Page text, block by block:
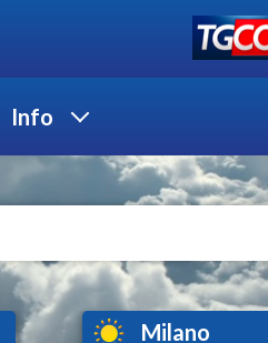
Info
Milano